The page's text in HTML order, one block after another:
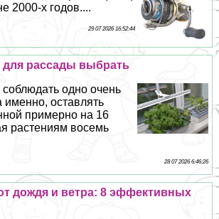
2000-х годов....
29 07 2026 16:52:44
для рассады выбрать
одно очень
оставлять
примерно на 16
растениям восемь
28 07 2026 6:46:26
дождя и ветра: 8 эффективных